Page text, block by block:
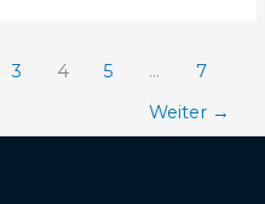
3 4 5 …
7
Weiter →